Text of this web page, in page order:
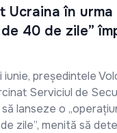
Ucraina în urma
40 de zile”
iunie, președintele
Serviciul de
lanseze o
zile”, menită să